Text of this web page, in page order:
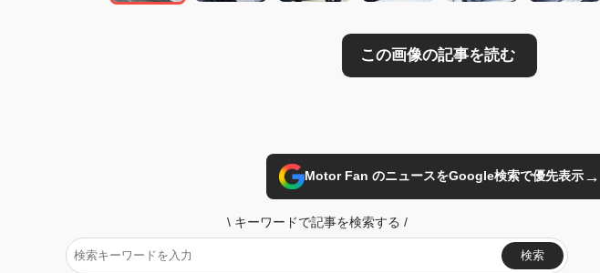
Motor Fan のニュースをGoogle検索で優先表示→
\ キーワードで記事を検索する /
検索